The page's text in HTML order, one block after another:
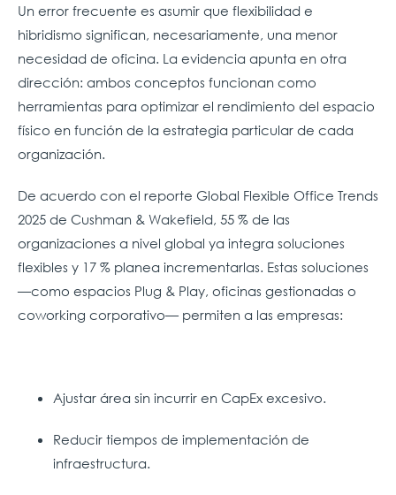
Un error frecuente es asumir que flexibilidad e
hibridismo significan, necesariamente, una menor
necesidad de oficina. La evidencia apunta en otra
dirección: ambos conceptos funcionan como
herramientas para optimizar el rendimiento del espacio
físico en función de la estrategia particular de cada
organización.
De acuerdo con el reporte Global Flexible Office Trends
2025 de Cushman & Wakefield, 55 % de las
organizaciones a nivel global ya integra soluciones
flexibles y 17 % planea incrementarlas. Estas soluciones
—como espacios Plug & Play, oficinas gestionadas o
coworking corporativo— permiten a las empresas:
Ajustar área sin incurrir en CapEx excesivo.
Reducir tiempos de implementación de
infraestructura.